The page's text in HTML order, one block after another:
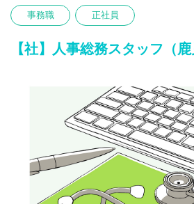
る幅広い年齢層のメンバーがそろっていま
個々によって働き方も違い、多様性を活
□採用に関わる事務（応募者管理や調整な
□来客・電話応対など
事務職 正社員
【社】人事総務スタッフ（鹿